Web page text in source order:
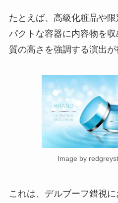
たとえば、高級化粧品や
パクトな容器に内容物を
質の高さを強調する演出が
Image by
これは、デルブーフ錯視に